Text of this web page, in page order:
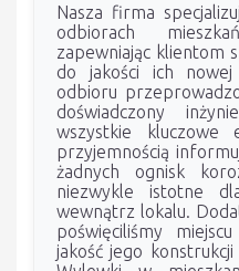
Nasza firma
odbiorach
zapewniając klientom
do jakości ich nowej
odbioru
doświadczony
wszystkie kluczowe
przyjemnością
żadnych ognisk
niezwykle istotne
wewnątrz lokalu.
poświęciliśmy
jakość jego